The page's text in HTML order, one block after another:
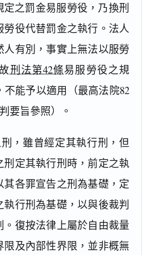
定之罰金易服勞役，乃換刑
役代替罰金之執行。法人
有別，事實上無法以服勞
刑法第42條易服勞役之規
能予以適用（最高法院82
要旨參照）。
，雖曾經定其執行刑，但
定其執行刑時，前定之執
各罪宣告之刑為基礎，定
行刑為基礎，以與後裁判
復按法律上屬於自由裁量
及內部性界限，並非概無